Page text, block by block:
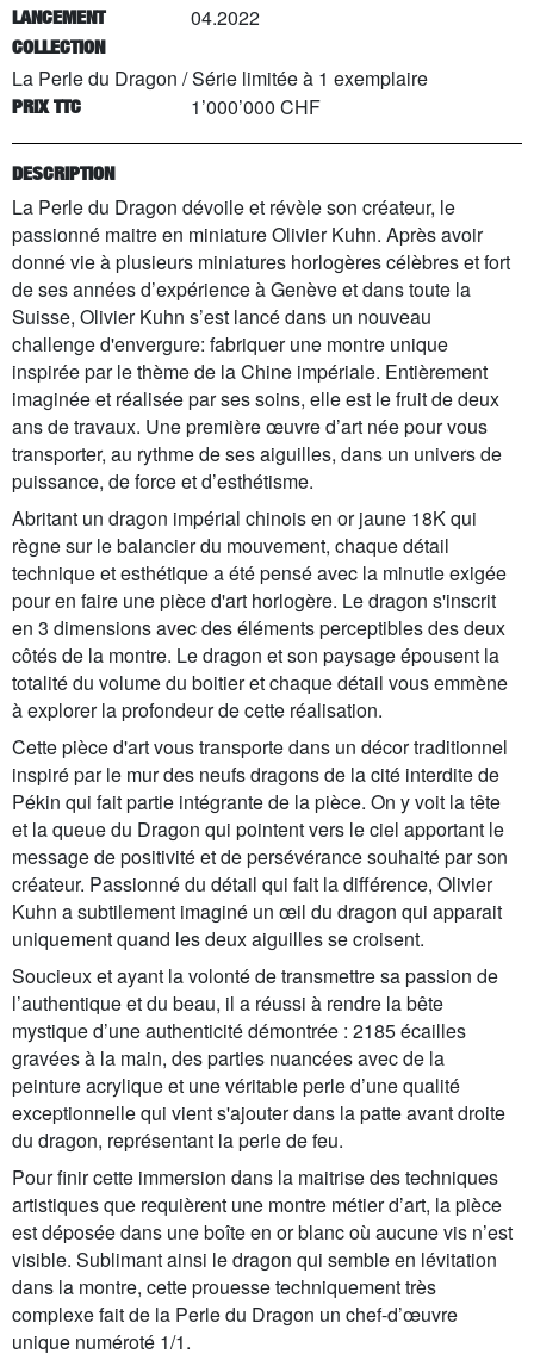
LANCEMENT 04.2022
COLLECTION
La Perle du Dragon /Série limitée à 1 exemplaire
PRIX TTC 1’000’000 CHF
DESCRIPTION
La Perle du Dragon dévoile et révèle son créateur, le
passionné maitre en miniature Olivier Kuhn. Après avoir
donné vie à plusieurs miniatures horlogères célèbres et fort
de ses années d’expérience à Genève et dans toute la
Suisse, Olivier Kuhn s’est lancé dans un nouveau
challenge d'envergure: fabriquer une montre unique
inspirée par le thème de la Chine impériale. Entièrement
imaginée et réalisée par ses soins, elle est le fruit de deux
ans de travaux. Une première œuvre d’art née pour vous
transporter, au rythme de ses aiguilles, dans un univers de
puissance, de force et d’esthétisme.
Abritant un dragon impérial chinois en or jaune 18K qui
règne sur le balancier du mouvement, chaque détail
technique et esthétique a été pensé avec la minutie exigée
pour en faire une pièce d'art horlogère. Le dragon s'inscrit
en 3 dimensions avec des éléments perceptibles des deux
côtés de la montre. Le dragon et son paysage épousent la
totalité du volume du boitier et chaque détail vous emmène
à explorer la profondeur de cette réalisation.
Cette pièce d'art vous transporte dans un décor traditionnel
inspiré par le mur des neufs dragons de la cité interdite de
Pékin qui fait partie intégrante de la pièce. On y voit la tête
et la queue du Dragon qui pointent vers le ciel apportant le
message de positivité et de persévérance souhaité par son
créateur. Passionné du détail qui fait la différence, Olivier
Kuhn a subtilement imaginé un œil du dragon qui apparait
uniquement quand les deux aiguilles se croisent.
Soucieux et ayant la volonté de transmettre sa passion de
l’authentique et du beau, il a réussi à rendre la bête
mystique d’une authenticité démontrée : 2185 écailles
gravées à la main, des parties nuancées avec de la
peinture acrylique et une véritable perle d’une qualité
exceptionnelle qui vient s'ajouter dans la patte avant droite
du dragon, représentant la perle de feu.
Pour finir cette immersion dans la maitrise des techniques
artistiques que requièrent une montre métier d’art, la pièce
est déposée dans une boîte en or blanc où aucune vis n’est
visible. Sublimant ainsi le dragon qui semble en lévitation
dans la montre, cette prouesse techniquement très
complexe fait de la Perle du Dragon un chef-d’œuvre
unique numéroté 1/1.